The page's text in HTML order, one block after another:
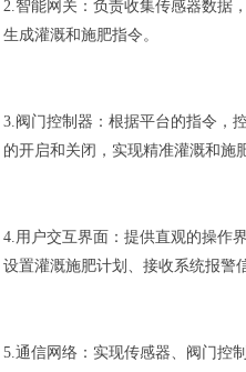
2.智能网关：负责收集传感器数据
生成灌溉和施肥指令。
3.阀门控制器：根据平台的指令，
的开启和关闭，实现精准灌溉和施肥
4.用户交互界面：提供直观的操作
设置灌溉施肥计划、接收系统报警
5.通信网络：实现传感器、阀门控